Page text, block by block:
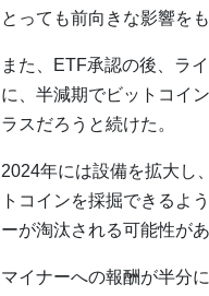
とっても前向きな影響を
また、ETF承認の後、ラ
に、半減期でビットコイ
ラスだろうと続けた。
2024年には設備を拡大し
トコインを採掘できるよ
ーが淘汰される可能性が
マイナーへの報酬が半分